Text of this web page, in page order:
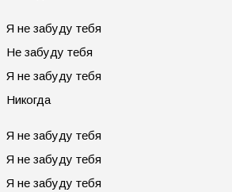
Я не забуду тебя
Не забуду тебя
Я не забуду тебя
Никогда
Я не забуду тебя
Я не забуду тебя
Я не забуду тебя